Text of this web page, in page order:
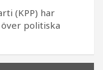
(KPP) har
politiska